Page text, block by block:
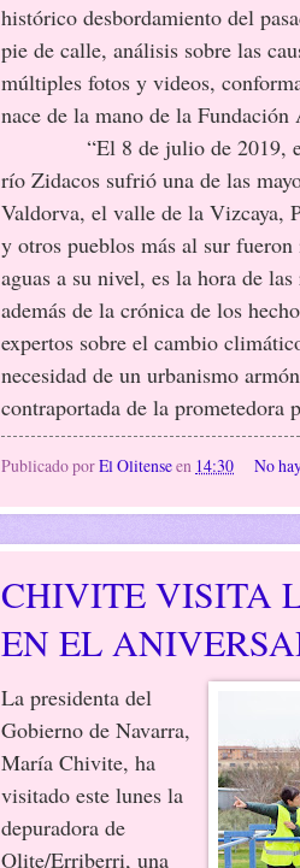
histórico desbordamiento del
pie de calle, análisis sobre las
múltiples fotos y videos,
nace de la mano de la Fundación
“El 8 de julio de 2019,
río Zidacos sufrió una de las
Valdorva, el valle de la Vizcaya,
y otros pueblos más al sur
aguas a su nivel, es la hora de
además de la crónica de los
expertos sobre el cambio
necesidad de un urbanismo
contraportada de la prometedora
Publicado porEl Olitenseen 14:30 No
CHIVITE VISITA
EN EL
La presidenta del
Gobierno de Navarra,
María Chivite, ha
visitado este lunes la
depuradora de
Olite/Erriberri, una